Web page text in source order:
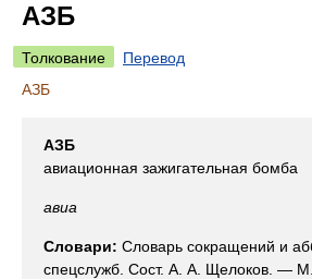
АЗБ
Толкование
Перевод
АЗБ
АЗБ
авиационная зажигательная бомба
авиа
Словари: Словарь сокращений и
спецслужб. Сост. А. А. Щелоков. —